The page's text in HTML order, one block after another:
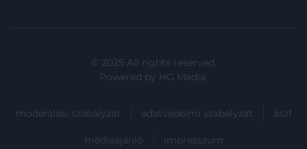
© 2025 All rights reserved.
Powered by HG Media.
moderálási szabályzat adatvédelmi szabályzat ászf
médiaajánló impresszum